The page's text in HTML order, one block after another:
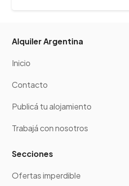
Alquiler Argentina
Inicio
Contacto
Publicá tu alojamiento
Trabajá con nosotros
Secciones
Ofertas imperdible